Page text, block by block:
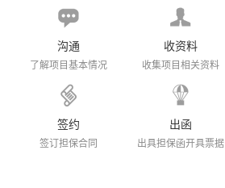
沟通
了解项目基本情况
收资料
收集项目相关资料
签约
签订担保合同
出函
出具担保函开具票据